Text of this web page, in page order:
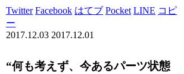
Twitter Facebook はてブ Pocket LINE コピ
ー
2017.12.03 2017.12.01
“何も考えず、今あるパーツ状態